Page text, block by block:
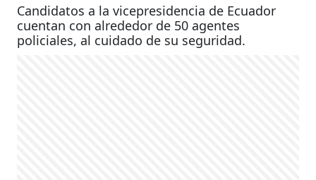
Candidatos a la vicepresidencia de Ecuador
cuentan con alrededor de 50 agentes
policiales, al cuidado de su seguridad.